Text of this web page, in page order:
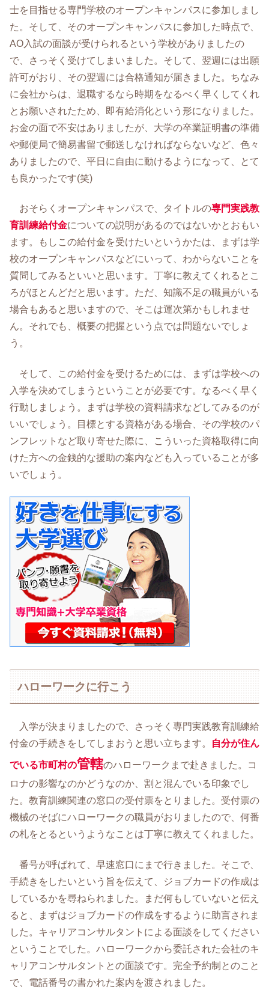
士を目指せる専門学校のオープンキャンパスに参加しまし
た。そして、そのオープンキャンパスに参加した時点で、
AO入試の面談が受けられるという学校がありましたの
で、さっそく受けてしまいました。そして、翌週には出願
許可がおり、その翌週には合格通知が届きました。ちなみ
に会社からは、退職するなら時期をなるべく早くしてくれ
とお願いされたため、即有給消化という形になりました。
お金の面で不安はありましたが、大学の卒業証明書の準備
や郵便局で簡易書留で郵送しなければならないなど、色々
ありましたので、平日に自由に動けるようになって、とて
も良かったです(笑)
おそらくオープンキャンパスで、タイトルの専門実践教
育訓練給付金についての説明があるのではないかとおもい
ます。もしこの給付金を受けたいというかたは、まずは学
校のオープンキャンパスなどにいって、わからないことを
質問してみるといいと思います。丁寧に教えてくれるとこ
ろがほとんどだと思います。ただ、知識不足の職員がいる
場合もあると思いますので、そこは運次第かもしれませ
ん。それでも、概要の把握という点では問題ないでしょ
う。
そして、この給付金を受けるためには、まずは学校への
入学を決めてしまうということが必要です。なるべく早く
行動しましょう。まずは学校の資料請求などしてみるのが
いいでしょう。目標とする資格がある場合、その学校のパ
ンフレットなど取り寄せた際に、こういった資格取得に向
けた方への金銭的な援助の案内なども入っていることが多
いでしょう。
ハローワークに行こう
入学が決まりましたので、さっそく専門実践教育訓練給
付金の手続きをしてしまおうと思い立ちます。
自分が住ん
でいる市町村の管轄のハローワークまで赴きました。コ
ロナの影響なのかどうなのか、割と混んでいる印象でし
た。教育訓練関連の窓口の受付票をとりました。受付票の
機械のそばにハローワークの職員がおりましたので、何番
の札をとるというようなことは丁寧に教えてくれました。
番号が呼ばれて、早速窓口にまで行きました。そこで、
手続きをしたいという旨を伝えて、ジョブカードの作成は
しているかを尋ねられました。まだ何もしていないと伝え
ると、まずはジョブカードの作成をするように助言されま
した。キャリアコンサルタントによる面談をしてください
ということでした。ハローワークから委託された会社のキ
ャリアコンサルタントとの面談です。完全予約制とのこと
で、電話番号の書かれた案内を渡されました。